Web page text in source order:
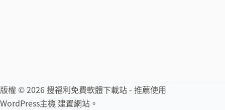
版權 © 2026 搜福利免費軟體下載站 - 推薦使用
WordPress主機 建置網站。